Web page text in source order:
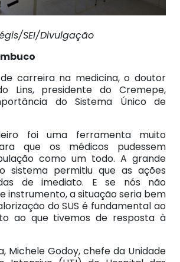
SEI/Divulgação
carreira na medicina, o doutor
Lins, presidente do Cremepe,
do Sistema Único de
foi uma ferramenta muito
que os médicos pudessem
como um todo. A grande
sistema permitiu que as ações
de imediato. E se nós não
instrumento, a situação seria bem
do SUS é fundamental ao
ao que tivemos de resposta à
Michele Godoy, chefe da Unidade